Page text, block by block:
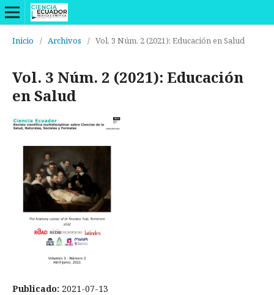
Inicio / Archivos / Vol. 3 Núm. 2 (2021): Educación en Salud
Vol. 3 Núm. 2 (2021): Educación
en Salud
Publicado: 2021-07-13